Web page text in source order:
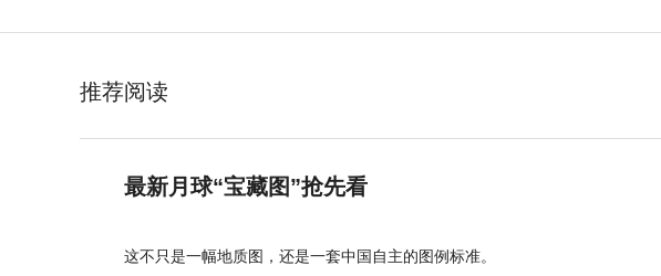
推荐阅读
最新月球“宝藏图”抢先看
这不只是一幅地质图，还是一套中国自主的图例标准。